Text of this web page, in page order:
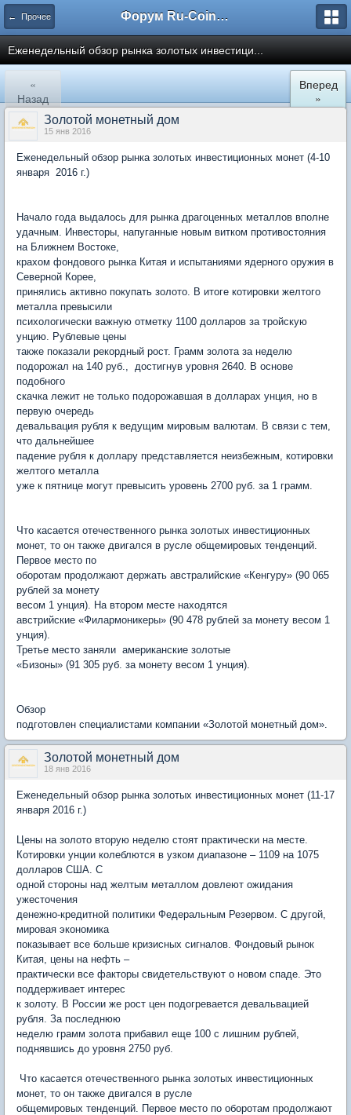
← Прочее Форум Ru-Coin.ru
Еженедельный обзор рынка золотых инвестици...
«
Назад
Вперед
»
Золотой монетный дом
15 янв 2016
Еженедельный обзор рынка золотых инвестиционных монет (4-10
января 2016 г.)
Начало года выдалось для рынка драгоценных металлов вполне
удачным. Инвесторы, напуганные новым витком противостояния
на Ближнем Востоке,
крахом фондового рынка Китая и испытаниями ядерного оружия в
Северной Корее,
принялись активно покупать золото. В итоге котировки желтого
металла превысили
психологически важную отметку 1100 долларов за тройскую
унцию. Рублевые цены
также показали рекордный рост. Грамм золота за неделю
подорожал на 140 руб., достигнув уровня 2640. В основе
подобного
скачка лежит не только подорожавшая в долларах унция, но в
первую очередь
девальвация рубля к ведущим мировым валютам. В связи с тем,
что дальнейшее
падение рубля к доллару представляется неизбежным, котировки
желтого металла
уже к пятнице могут превысить уровень 2700 руб. за 1 грамм.
Что касается отечественного рынка золотых инвестиционных
монет, то он также двигался в русле общемировых тенденций.
Первое место по
оборотам продолжают держать австралийские «Кенгуру» (90 065
рублей за монету
весом 1 унция). На втором месте находятся
австрийские «Филармоникеры» (90 478 рублей за монету весом 1
унция).
Третье место заняли американские золотые
«Бизоны» (91 305 руб. за монету весом 1 унция).
Обзор
подготовлен специалистами компании «Золотой монетный дом».
Золотой монетный дом
18 янв 2016
Еженедельный обзор рынка золотых инвестиционных монет (11-17
января 2016 г.)
Цены на золото вторую неделю стоят практически на месте.
Котировки унции колеблются в узком диапазоне – 1109 на 1075
долларов США. С
одной стороны над желтым металлом довлеют ожидания
ужесточения
денежно-кредитной политики Федеральным Резервом. С другой,
мировая экономика
показывает все больше кризисных сигналов. Фондовый рынок
Китая, цены на нефть –
практически все факторы свидетельствуют о новом спаде. Это
поддерживает интерес
к золоту. В России же рост цен подогревается девальвацией
рубля. За последнюю
неделю грамм золота прибавил еще 100 с лишним рублей,
поднявшись до уровня 2750 руб.
Что касается отечественного рынка золотых инвестиционных
монет, то он также двигался в русле
общемировых тенденций. Первое место по оборотам продолжают